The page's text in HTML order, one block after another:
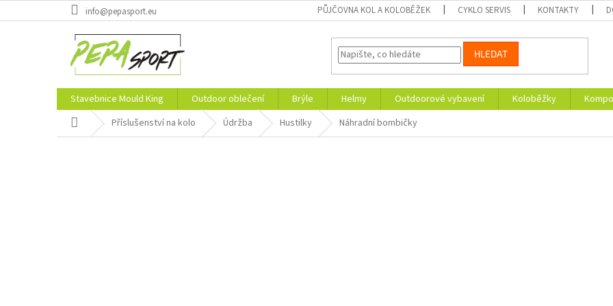
na
info@pepasport.eu PŮJČOVNA KOL A KOLOBĚŽEK CYKLO SERVIS KONTAKTY
HLEDAT
Stavebnice Mould King Outdoor oblečení Brýle Helmy Outdoorové vybavení Koloběžky
Domů Příslušenství na kolo Údržba Hustilky Náhradní bombičky